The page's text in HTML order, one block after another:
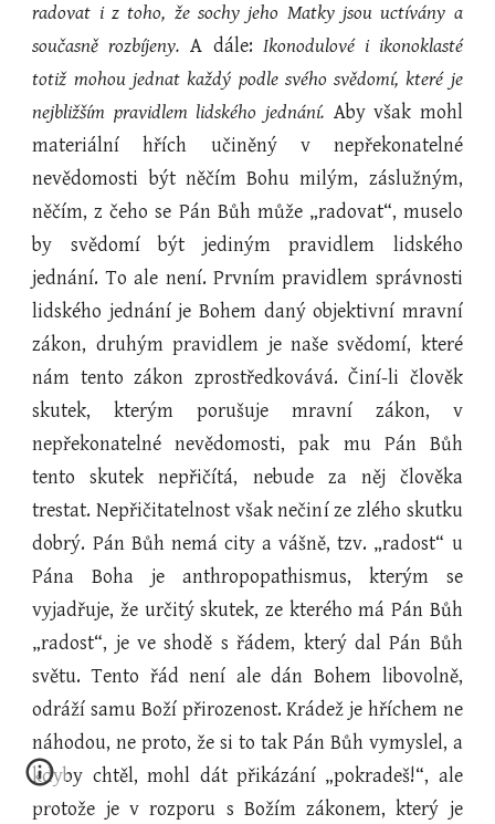
radovat i z toho, že sochy jeho Matky jsou uctívány a
současně rozbíjeny.A dále: Ikonodulové i ikonoklasté
totiž mohou jednat každý podle svého svědomí, které je
nejbližším pravidlem lidského jednání. Aby však mohl
materiální hřích učiněný v nepřekonatelné
nevědomosti být něčím Bohu milým, záslužným,
něčím, z čeho se Pán Bůh může „radovat“, muselo
by svědomí být jediným pravidlem lidského
jednání. To ale není. Prvním pravidlem správnosti
lidského jednání je Bohem daný objektivní mravní
zákon, druhým pravidlem je naše svědomí, které
nám tento zákon zprostředkovává. Činí-li člověk
skutek, kterým porušuje mravní zákon, v
nepřekonatelné nevědomosti, pak mu Pán Bůh
tento skutek nepřičítá, nebude za něj člověka
trestat. Nepřičitatelnost však nečiní ze zlého skutku
dobrý. Pán Bůh nemá city a vášně, tzv. „radost“ u
Pána Boha je anthropopathismus, kterým se
vyjadřuje, že určitý skutek, ze kterého má Pán Bůh
„radost“, je ve shodě s řádem, který dal Pán Bůh
světu. Tento řád není ale dán Bohem libovolně,
odráží samu Boží přirozenost. Krádež je hříchem ne
náhodou, ne proto, že si to tak Pán Bůh vymyslel, a
kdyby chtěl, mohl dát přikázání „pokradeš!“, ale
protože je v rozporu s Božím zákonem, který je